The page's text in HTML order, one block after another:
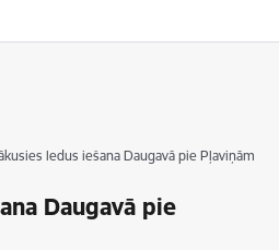
ledus iešana Daugavā pie Pļaviņām
Daugavā pie